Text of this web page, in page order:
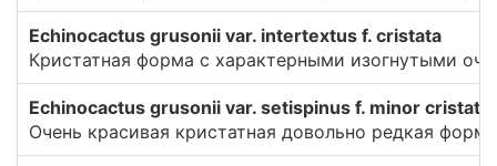
Echinocactus grusonii var. intertextus f. cristata
Кристатная форма с характерными изогнутыми
Echinocactus grusonii var. setispinus f. minor cristata
Очень красивая кристатная довольно редкая